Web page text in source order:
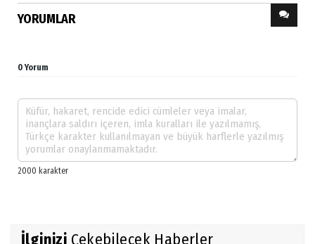
YORUMLAR
0 Yorum
İlginizi Çekebilecek Haberler